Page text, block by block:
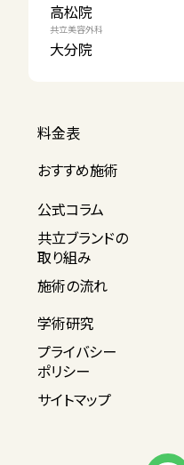
高松院
共立美容外科
大分院
料金表
おすすめ施術
公式コラム
共立ブランドの
取り組み
施術の流れ
学術研究
プライバシー
ポリシー
サイトマップ